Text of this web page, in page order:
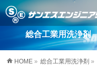
総合工業用洗浄剤
HOME » 総合工業用洗浄剤 »